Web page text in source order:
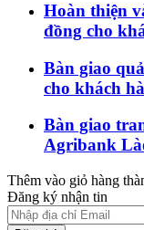
Hoàn thiện
đồng cho
Bàn giao
cho khách
Bàn giao
Agribank
Thêm vào giỏ hàng
Đăng ký nhận tin